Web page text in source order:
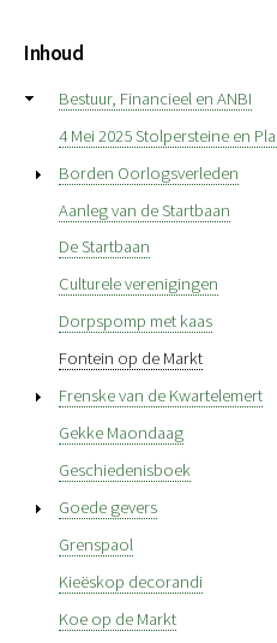
Inhoud
Bestuur, Financieel en ANBI
4 Mei 2025 Stolpersteine en
Borden Oorlogsverleden
Aanleg van de Startbaan
De Startbaan
Culturele verenigingen
Dorpspomp met kaas
Fontein op de Markt
Frenske van de Kwartelemert
Gekke Maondaag
Geschiedenisboek
Goede gevers
Grenspaol
Kieëskop decorandi
Koe op de Markt